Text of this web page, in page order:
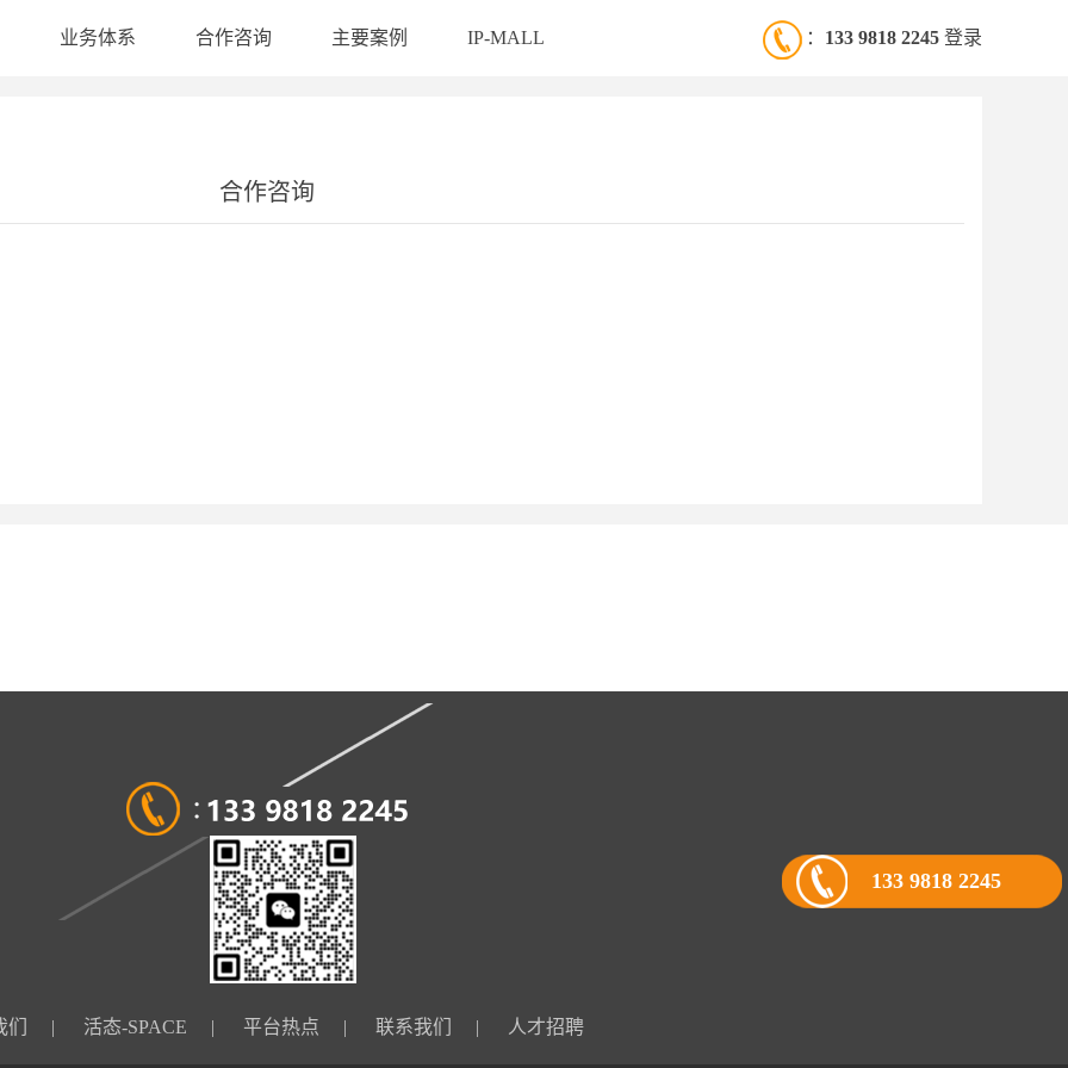
业务体系 合作咨询 主要案例 IP-MALL ： 133 9818 2245 登录
合作咨询
| 活态-SPACE | 平台热点 | 联系我们 | 人才招聘
133 9818 2245